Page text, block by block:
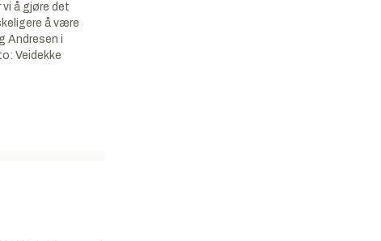
vi å gjøre det
å være
Andresen i
Veidekke